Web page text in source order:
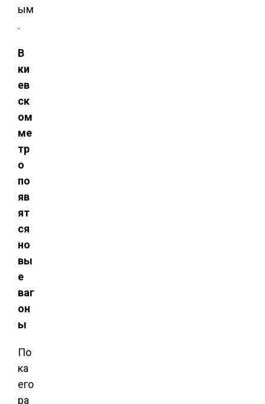
ым
.
В
ки
ев
ск
ом
ме
тр
о
по
яв
ят
ся
но
вы
е
ваг
он
ы
По
ка
его
ра